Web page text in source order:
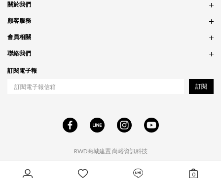
0
RWD商城建置 尚峪資訊科技
關於我們
品牌故事
銷售據點
隱私政策
食品法規
顧客服務
訂單問題
付款問題
配送問題
退貨問題
會員相關
會員制度
紅利制度
聯絡我們
合作相關
工作職缺
訂閱電子報
訂閱